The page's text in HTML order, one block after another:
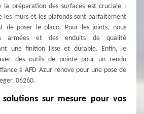
la préparation des surfaces est cruciale :
les murs et les plafonds sont parfaitement
de poser le placo. Pour les joints, nous
armées et des enduits de qualité
une finition lisse et durable. Enfin, le
des outils de pointe pour un rendu
à AFD Azur renove pour une pose de
06260.
sur mesure pour vos